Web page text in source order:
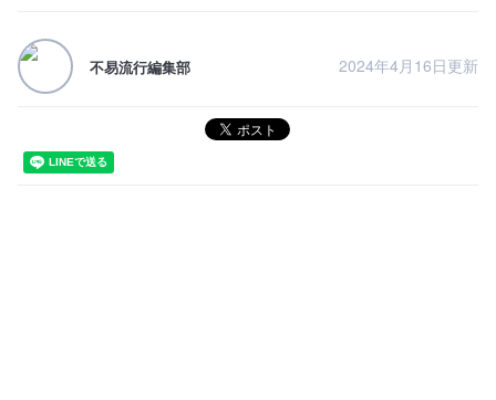
不易流行編集部 2024年4月16日更新